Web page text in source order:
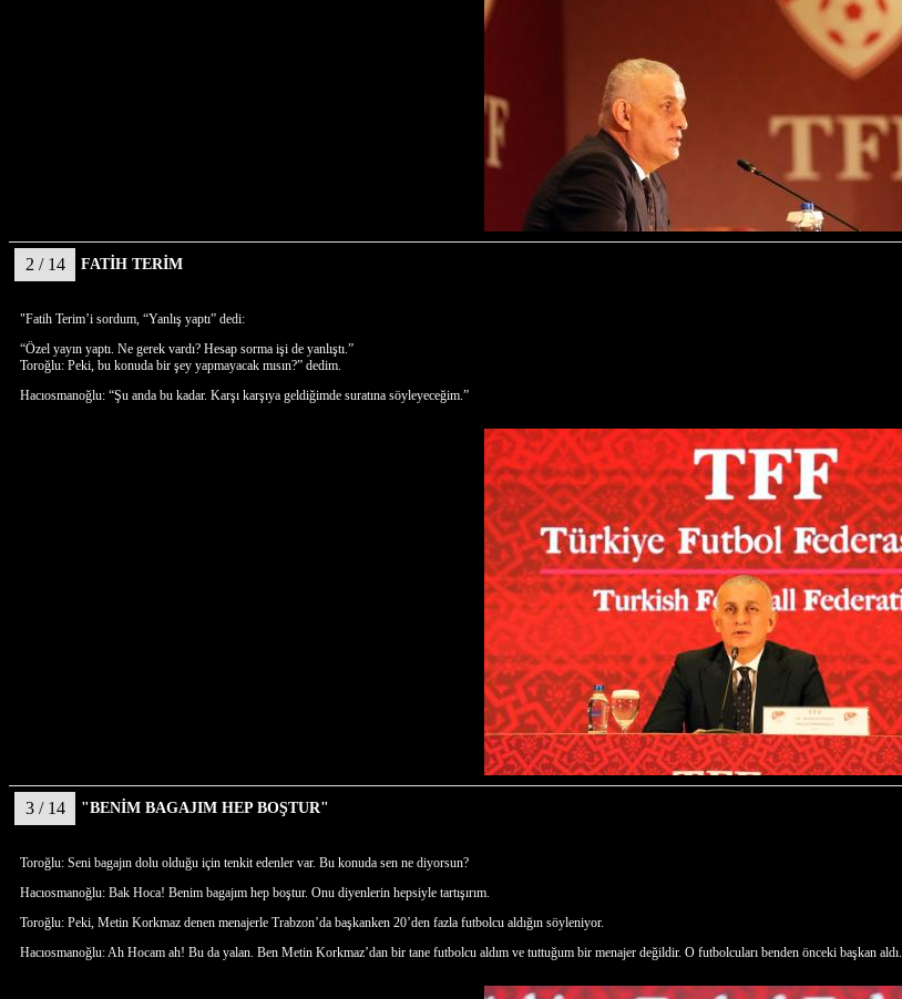
2 / 14 FATİH TERİM
"Fatih Terim’i sordum, “Yanlış yaptı” dedi:
“Özel yayın yaptı. Ne gerek vardı? Hesap sorma işi de yanlıştı.”
Toroğlu: Peki, bu konuda bir şey yapmayacak mısın?” dedim.
Hacıosmanoğlu: “Şu anda bu kadar. Karşı karşıya geldiğimde suratına söyleyeceğim.”
3 / 14 "BENİM BAGAJIM HEP BOŞTUR"
Toroğlu: Seni bagajın dolu olduğu için tenkit edenler var. Bu konuda sen ne diyorsun?
Hacıosmanoğlu: Bak Hoca! Benim bagajım hep boştur. Onu diyenlerin hepsiyle tartışırım.
Toroğlu: Peki, Metin Korkmaz denen menajerle Trabzon’da başkanken 20’den fazla futbolcu aldığın söyleniyor.
Hacıosmanoğlu: Ah Hocam ah! Bu da yalan. Ben Metin Korkmaz’dan bir tane futbolcu aldım ve tuttuğum bir menajer değildir. O futbolcuları benden önceki başkan aldı.